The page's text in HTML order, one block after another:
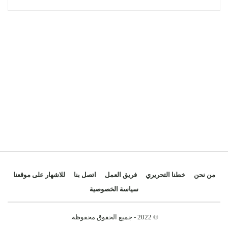
ودعت التوجيهات الجديدة، وفق المصادر نفسها، إلى
التسريع بتنفيذ قرارات الهدم في حق المستودعات
التساهل مع أي تدخلات أو ضغوط قد تعرقل تنفيذ
من نحن خطنا التحريري فريق العمل اتصل بنا
للاشهار على موقعنا
سياسة الخصوصية
© 2022 - جميع الحقوق محفوظة.